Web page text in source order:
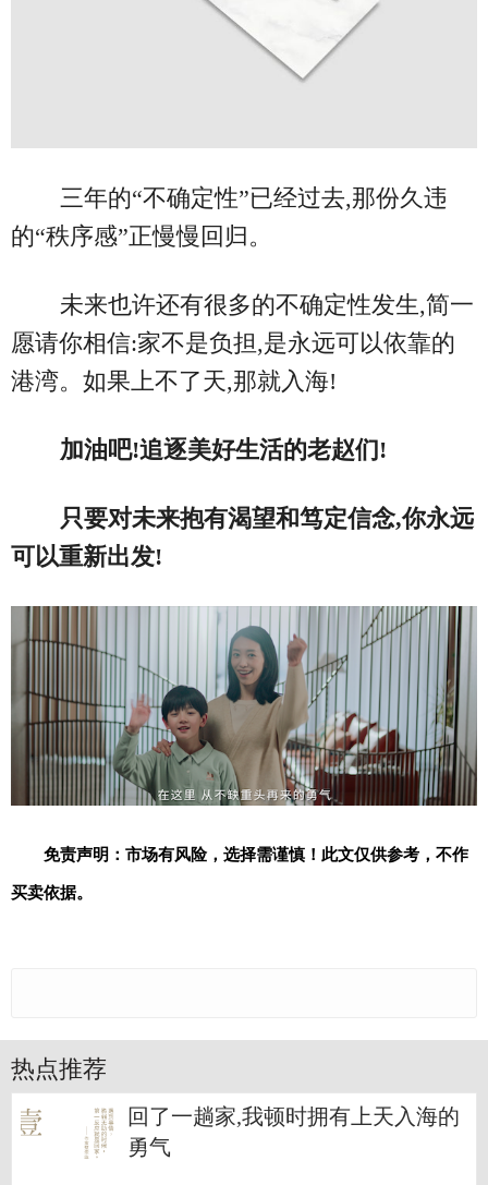
三年的“不确定性”已经过去,那份久违
的“秩序感”正慢慢回归。
未来也许还有很多的不确定性发生,简一
愿请你相信:家不是负担,是永远可以依靠的
港湾。如果上不了天,那就入海!
加油吧!追逐美好生活的老赵们!
只要对未来抱有渴望和笃定信念,你永远
可以重新出发!
免责声明：市场有风险，选择需谨慎！此文仅供参考，不作
买卖依据。
热点推荐
回了一趟家,我顿时拥有上天入海的
勇气